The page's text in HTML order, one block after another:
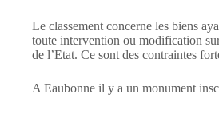
Le classement concerne les biens
toute intervention ou modification
de l’Etat. Ce sont des contraintes
A Eaubonne il y a un monument